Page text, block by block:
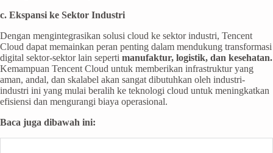
c. Ekspansi ke Sektor Industri
Dengan mengintegrasikan solusi cloud ke sektor industri, Tencent
Cloud dapat memainkan peran penting dalam mendukung transformasi
digital sektor-sektor lain seperti manufaktur, logistik, dan kesehatan.
Kemampuan Tencent Cloud untuk memberikan infrastruktur yang
aman, andal, dan skalabel akan sangat dibutuhkan oleh industri-
industri ini yang mulai beralih ke teknologi cloud untuk meningkatkan
efisiensi dan mengurangi biaya operasional.
Baca juga dibawah ini: